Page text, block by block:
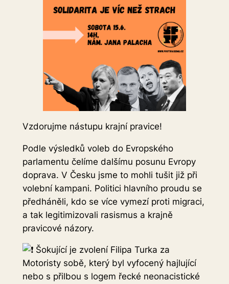
Vzdorujme nástupu krajní pravice!
Podle výsledků voleb do Evropského
parlamentu čelíme dalšímu posunu Evropy
doprava. V Česku jsme to mohli tušit již při
volební kampani. Politici hlavního proudu se
předháněli, kdo se více vymezí proti migraci,
a tak legitimizovali rasismus a krajně
pravicové názory.
Šokující je zvolení Filipa Turka za
Motoristy sobě, který byl vyfocený hajlující
nebo s přilbou s logem řecké neonacistické